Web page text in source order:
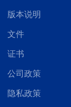
版本说明
文件
证书
公司政策
隐私政策